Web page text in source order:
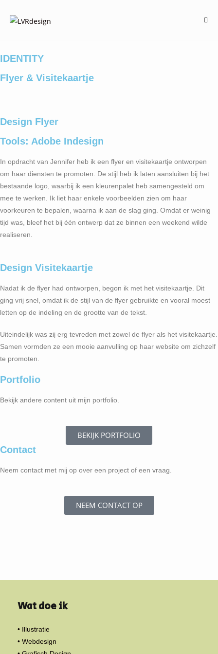
IDENTITY
Flyer & Visitekaartje
Design Flyer
Tools: Adobe Indesign
In opdracht van Jennifer heb ik een flyer en visitekaartje ontworpen
om haar diensten te promoten. De stijl heb ik laten aansluiten bij het
bestaande logo, waarbij ik een kleurenpalet heb samengesteld om
mee te werken. Ik liet haar enkele voorbeelden zien om haar
voorkeuren te bepalen, waarna ik aan de slag ging. Omdat er weinig
tijd was, bleef het bij één ontwerp dat ze binnen een weekend wilde
realiseren.
Design Visitekaartje
Nadat ik de flyer had ontworpen, begon ik met het visitekaartje. Dit
ging vrij snel, omdat ik de stijl van de flyer gebruikte en vooral moest
letten op de indeling en de grootte van de tekst.
Uiteindelijk was zij erg tevreden met zowel de flyer als het visitekaartje.
Samen vormden ze een mooie aanvulling op haar website om zichzelf
te promoten.
Portfolio
Bekijk andere content uit mijn portfolio.
BEKIJK PORTFOLIO
Contact
Neem contact met mij op over een project of een vraag.
NEEM CONTACT OP
Wat doe ik
• Illustratie
• Webdesign